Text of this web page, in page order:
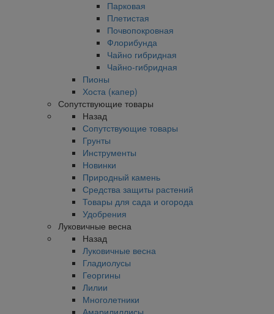
Парковая
Плетистая
Почвопокровная
Флорибунда
Чайно гибридная
Чайно-гибридная
Пионы
Хоста (капер)
Сопутствующие товары
Назад
Сопутствующие товары
Грунты
Инструменты
Новинки
Природный камень
Средства защиты растений
Товары для сада и огорода
Удобрения
Луковичные весна
Назад
Луковичные весна
Гладиолусы
Георгины
Лилии
Многолетники
Амарилиллисы